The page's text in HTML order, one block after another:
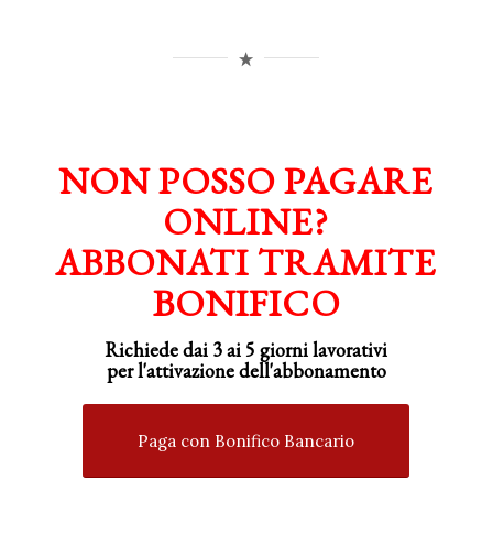
NON POSSO PAGARE
ONLINE?
ABBONATI TRAMITE
BONIFICO
Richiede dai 3 ai 5 giorni lavorativi
perl'attivazionedell'abbonamento
Paga con Bonifico Bancario